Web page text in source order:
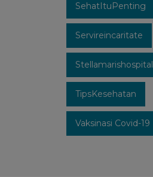
SehatItuPenting
Servireincaritate
Stellamarishospital
TipsKesehatan
Vaksinasi Covid-19